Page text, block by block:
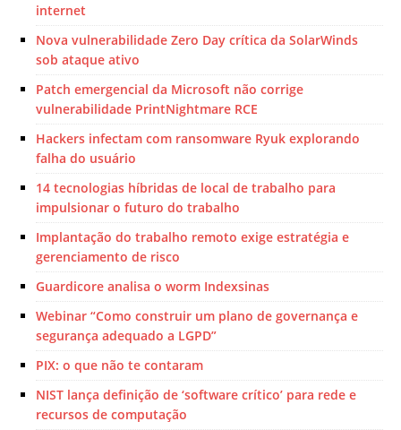
internet
Nova vulnerabilidade Zero Day crítica da SolarWinds
sob ataque ativo
Patch emergencial da Microsoft não corrige
vulnerabilidade PrintNightmare RCE
Hackers infectam com ransomware Ryuk explorando
falha do usuário
14 tecnologias híbridas de local de trabalho para
impulsionar o futuro do trabalho
Implantação do trabalho remoto exige estratégia e
gerenciamento de risco
Guardicore analisa o worm Indexsinas
Webinar “Como construir um plano de governança e
segurança adequado a LGPD”
PIX: o que não te contaram
NIST lança definição de ‘software crítico’ para rede e
recursos de computação